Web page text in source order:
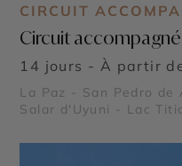
CIRCUIT
Circuit
14 jours - À partir
La Paz - San Pedro de
Salar d'Uyuni - Lac